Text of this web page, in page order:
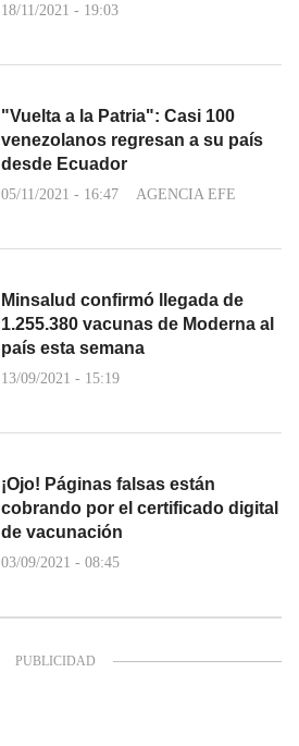
18/11/2021 - 19:03
"Vuelta a la Patria": Casi 100
venezolanos regresan a su país
desde Ecuador
05/11/2021 - 16:47 AGENCIA EFE
Minsalud confirmó llegada de
1.255.380 vacunas de Moderna al
país esta semana
13/09/2021 - 15:19
¡Ojo! Páginas falsas están
cobrando por el certificado digital
de vacunación
03/09/2021 - 08:45